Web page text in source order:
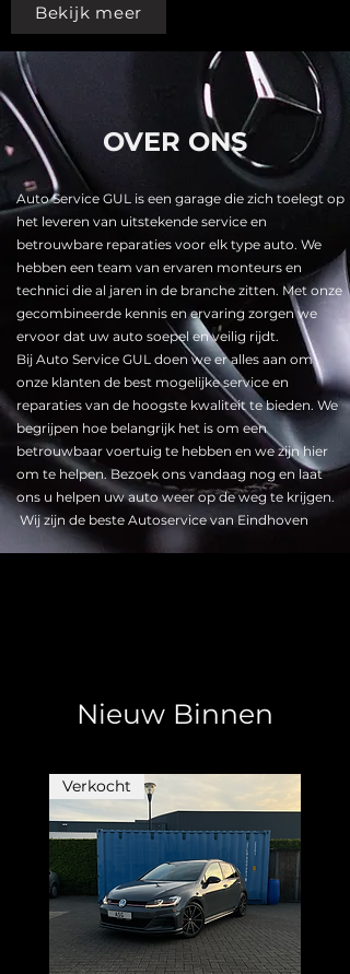
Bekijk meer
OVER ONS
​Auto Service GUL is een garage die zich toelegt op
het leveren van uitstekende service en
betrouwbare reparaties voor elk type auto. We
hebben een team van ervaren monteurs en
technici die al jaren in de branche zitten. Met onze
gecombineerde kennis en ervaring zorgen we
ervoor dat uw auto soepel en veilig rijdt.
Bij Auto Service GUL doen we er alles aan om
onze klanten de best mogelijke service en
reparaties van de hoogste kwaliteit te bieden. We
begrijpen hoe belangrijk het is om een
betrouwbaar voertuig te hebben en we zijn hier
om te helpen. Bezoek ons vandaag nog en laat
ons u helpen uw auto weer op de weg te krijgen.
Wij zijn de beste Autoservice van Eindhoven
Nieuw Binnen
Verkocht